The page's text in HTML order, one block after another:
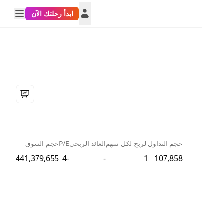
ابدأ رحلتك الآن
حجم التداول
107,858
الربح لكل سهم
1
العائد الربحي
-
P/E
-4
حجم السوق
441,379,655